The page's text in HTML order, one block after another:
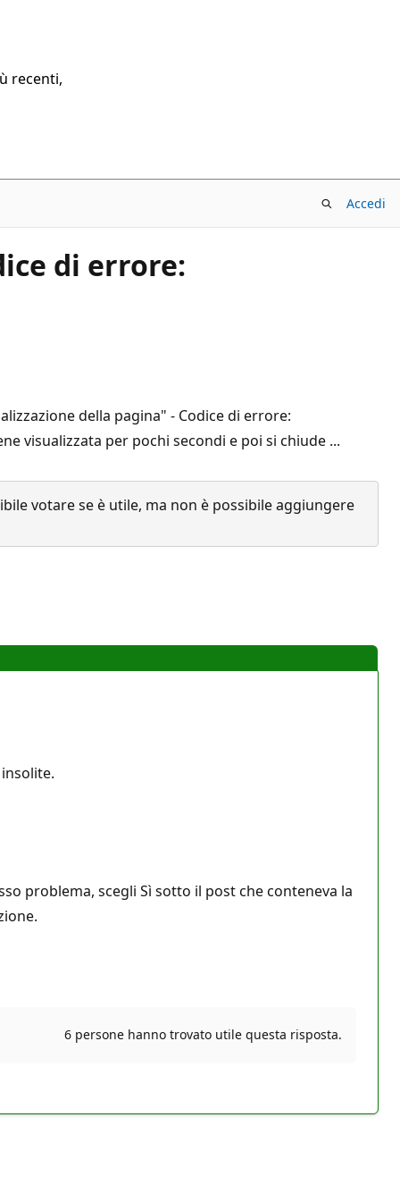
recenti,
Accedi
di errore:
della pagina" - Codice di errore:
visualizzata per pochi secondi e poi si chiude ...
votare se è utile, ma non è possibile aggiungere
problema, scegli Sì sotto il post che conteneva la
6 persone hanno trovato utile questa risposta.